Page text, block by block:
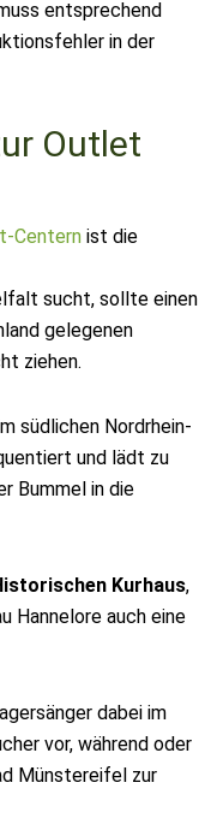
entsprechend
in der
Outlet
Centern ist die
sucht, sollte einen
gelegenen
ziehen.
südlichen Nordrhein-
und lädt zu
Bummel in die
Kurhaus,
Hannelore auch eine
dabei im
vor, während oder
Münstereifel zur